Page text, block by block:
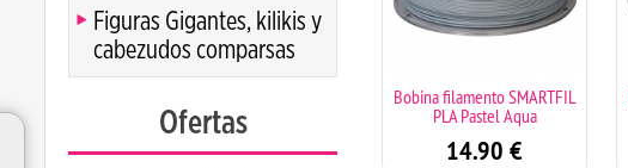
Figuras Gigantes, kilikis y
cabezudos comparsas
Ofertas
Bobina filamento SMARTFIL
PLA Pastel Aqua
14.90 €